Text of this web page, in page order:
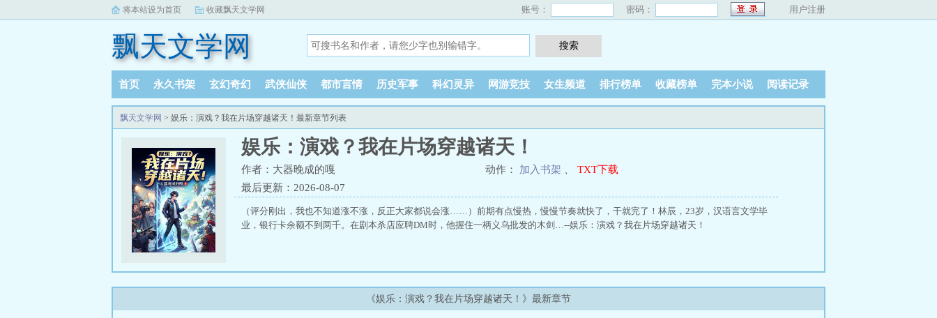
将本站设为首页 收藏飘天文学网 账号： 密码： 用户注册
飘天文学网
首页 永久书架 玄幻奇幻 武侠仙侠 都市言情 历史军事 科幻灵异 网游竞技 女生频道 排行榜单 收藏榜单 完本小说 阅读记录
飘天文学网 > 娱乐：演戏？我在片场穿越诸天！最新章节列表
娱乐：演戏？我在片场穿越诸天！
作者：大器晚成的嘎 动作： 加入书架
TXT下载
最后更新：2026-08-07
（评分刚出，我也不知道涨不涨，反正大家都说会涨……）前期有点慢热，慢慢节奏就快了，干就完了！林辰，23岁，汉语言文学毕
业，银行卡余额不到两千。在剧本杀店应聘DM时，他握住一柄义乌批发的木剑…--娱乐：演戏？我在片场穿越诸天！
《娱乐：演戏？我在片场穿越诸天！》最新章节